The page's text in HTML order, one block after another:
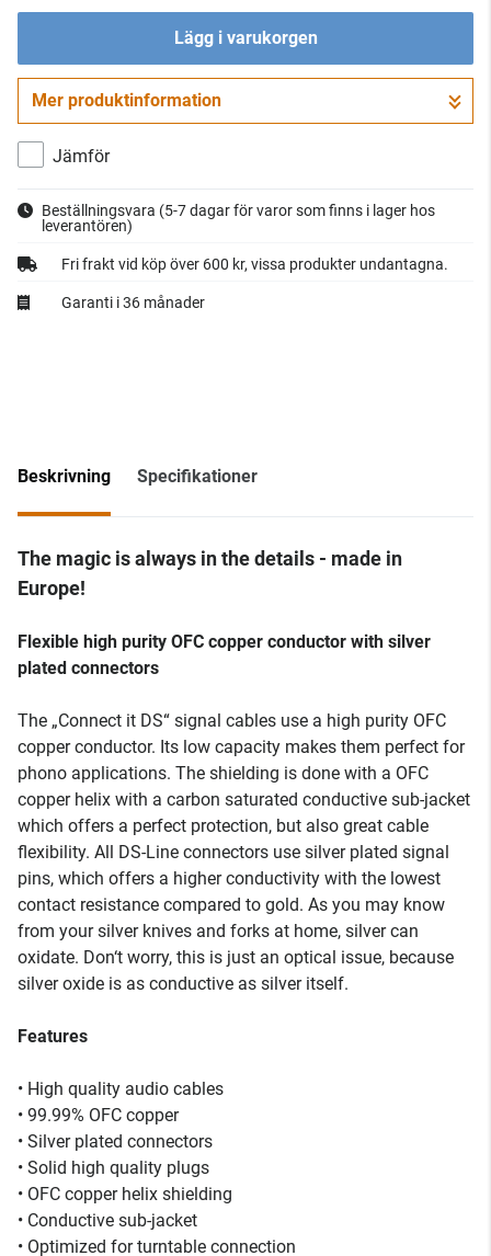
Lägg i varukorgen
Gå till kassan
Mer produktinformation
Jämför
Beställningsvara (5-7 dagar för varor som finns i lager hos
leverantören)
Fri frakt vid köp över 600 kr, vissa produkter undantagna.
Garanti i 36 månader
Beskrivning Specifikationer
The magic is always in the details - made in
Europe!
Flexible high purity OFC copper conductor with silver
plated connectors
The „Connect it DS“ signal cables use a high purity OFC
copper conductor. Its low capacity makes them perfect for
phono applications. The shielding is done with a OFC
copper helix with a carbon saturated conductive sub-jacket
which offers a perfect protection, but also great cable
flexibility. All DS-Line connectors use silver plated signal
pins, which offers a higher conductivity with the lowest
contact resistance compared to gold. As you may know
from your silver knives and forks at home, silver can
oxidate. Don‘t worry, this is just an optical issue, because
silver oxide is as conductive as silver itself.
Features
• High quality audio cables
• 99.99% OFC copper
• Silver plated connectors
• Solid high quality plugs
• OFC copper helix shielding
• Conductive sub-jacket
• Optimized for turntable connection